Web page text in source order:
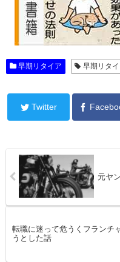
早期リタイア 早期リタ
Twitter
元ヤ
転職に迷って危うくフランチ
うとした話